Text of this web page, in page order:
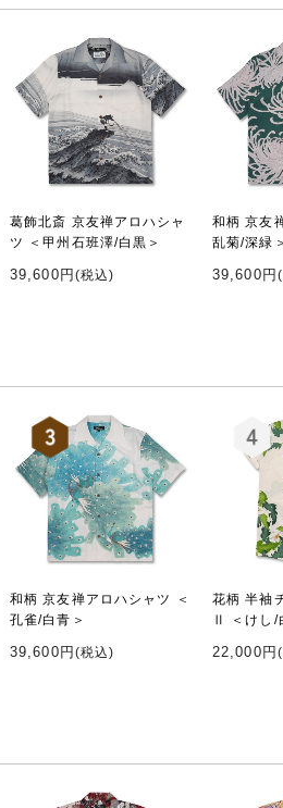
葛飾北斎 京友禅アロハシャ
ツ ＜甲州石班澤/白黒＞
39,600円 (税込)
和柄 京友
乱菊/深緑＞
39,600円
和柄 京友禅アロハシャツ ＜
孔雀/白青＞
39,600円 (税込)
花柄 半袖
Ⅱ ＜けし/
22,000円